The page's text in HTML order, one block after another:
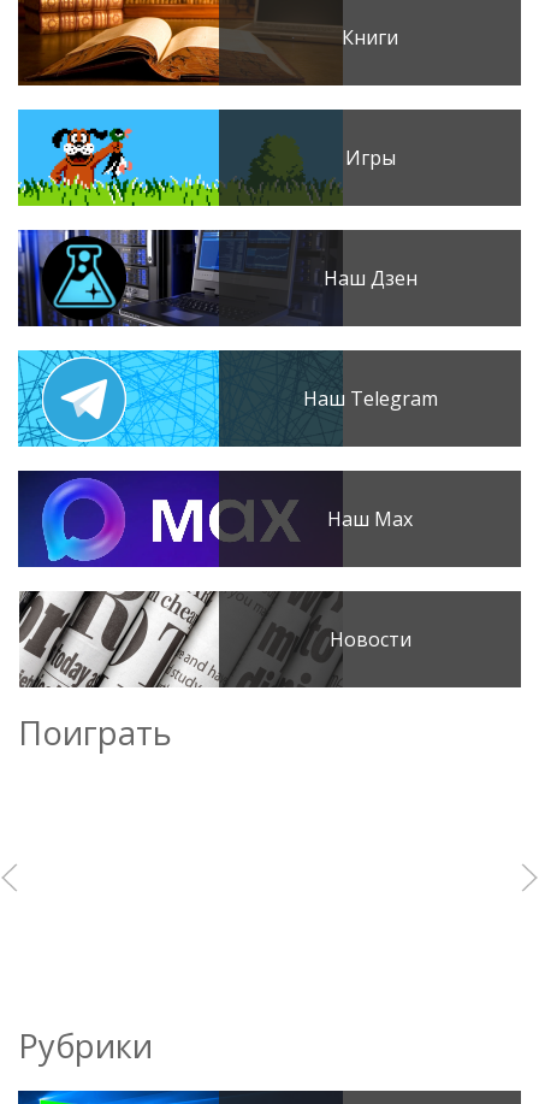
Книги
Игры
Наш Дзен
Наш Telegram
Наш Max
Новости
Поиграть
Рубрики